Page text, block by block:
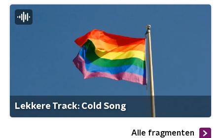
Lekkere Track: Cold Song
Alle fragmenten